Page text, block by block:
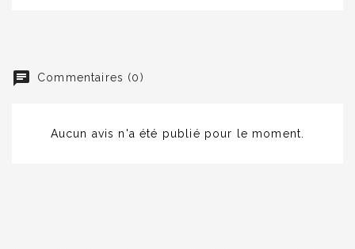
Commentaires (0)
Aucun avis n'a été publié pour le moment.